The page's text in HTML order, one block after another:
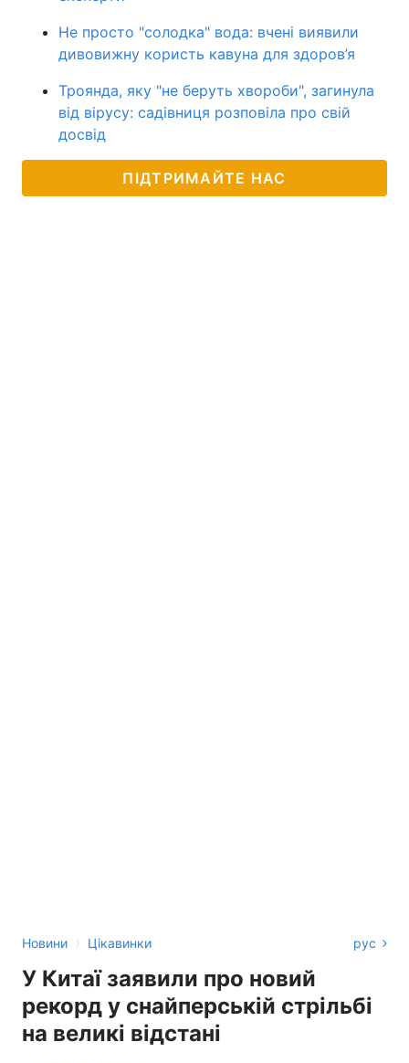
Не просто "солодка" вода: вчені виявили
дивовижну користь кавуна для здоров’я
Троянда, яку "не беруть хвороби", загинула
від вірусу: садівниця розповіла про свій
досвід
ПІДТРИМАЙТЕ НАС
Новини › Цікавинки рус
У Китаї заявили про новий
рекорд у снайперській стрільбі
на великі відстані